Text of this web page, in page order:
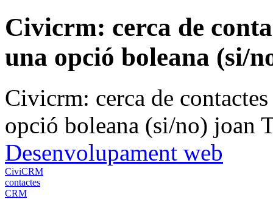
Civicrm: cerca de
una opció boleana (si/
Civicrm: cerca de
opció boleana (si/no) joan
Desenvolupament web
CiviCRM
contactes
CRM